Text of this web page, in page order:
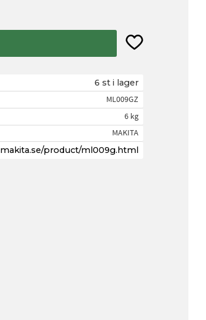
Lägg till i
6 st i lager
ML009GZ
6 kg
MAKITA
makita.se/product/ml009g.html